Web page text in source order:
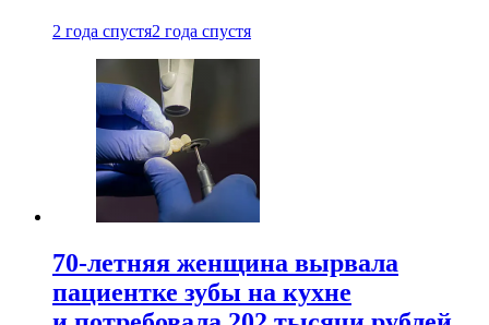
2 года спустя2 года спустя
70-летняя женщина вырвала
пациентке зубы на кухне